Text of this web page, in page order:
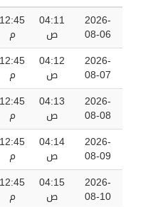
2026-
08-06
04:11
ص
12:45
م
2026-
08-07
04:12
ص
12:45
م
2026-
08-08
04:13
ص
12:45
م
2026-
08-09
04:14
ص
12:45
م
2026-
08-10
04:15
ص
12:45
م